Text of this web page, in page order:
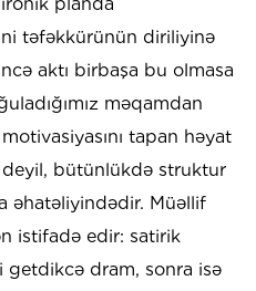
planda
təfəkkürünün diriliyinə
aktı birbaşa bu olmasa
məqamdan
tapan həyat
bütünlükdə struktur
əhatəliyindədir. Müəllif
istifadə edir: satirik
getdikcə dram, sonra isə